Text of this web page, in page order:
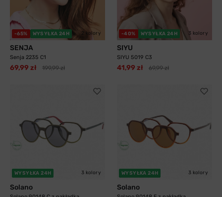
-65% WYSYŁKA 24H 2 kolory
SENJA
Senja 2235 C1
69,99 zł 199,99 zł
-40% WYSYŁKA 24H 3 kolory
SIYU
SIYU 5019 C3
41,99 zł 69,99 zł
WYSYŁKA 24H 3 kolory
Solano
WYSYŁKA 24H 3 kolory
Solano